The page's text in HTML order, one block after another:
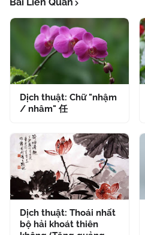
Dịch thuật: Chữ "nhậm
/ nhâm" 任
Dịch thuật: Thoái nhất
bộ hải khoát thiên